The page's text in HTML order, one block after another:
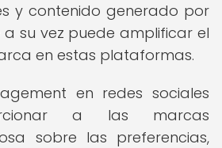
y contenido generado por
a su vez puede amplificar el
en estas plataformas.
en redes sociales
a las marcas
sobre las preferencias,